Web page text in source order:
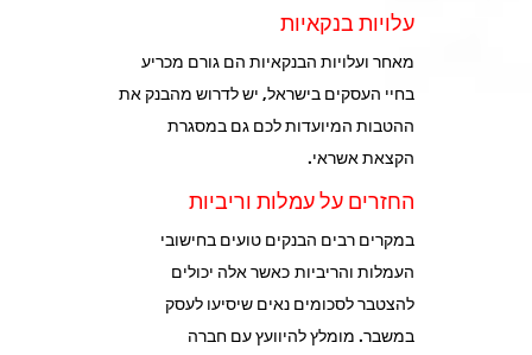
עלויות בנקאיות
מאחר ועלויות הבנקאיות הם גורם מכריע
בחיי העסקים בישראל, יש לדרוש מהבנק את
ההטבות המיועדות לכם גם במסגרת
הקצאת אשראי.
החזרים על עמלות וריביות
במקרים רבים הבנקים טועים בחישובי
העמלות והריביות כאשר אלה יכולים
להצטבר לסכומים נאים שיסיעו לעסק
במשבר. מומלץ להיוועץ עם חברה